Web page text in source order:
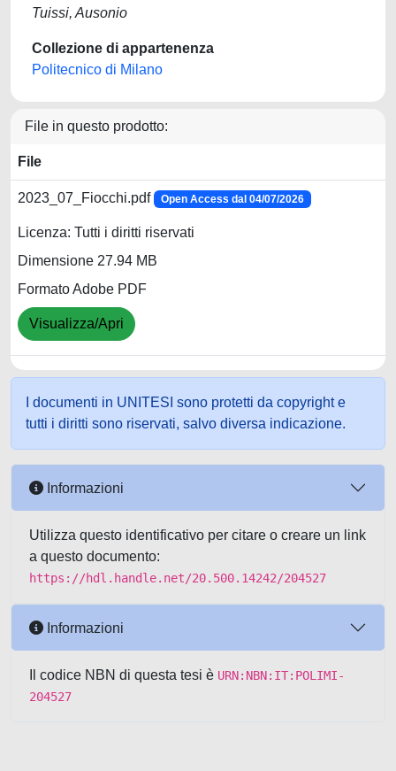
Tuissi, Ausonio
Collezione di appartenenza
Politecnico di Milano
File in questo prodotto:
File
2023_07_Fiocchi.pdf Open Access dal 04/07/2026
Licenza: Tutti i diritti riservati
Dimensione 27.94 MB
Formato Adobe PDF
Visualizza/Apri
I documenti in UNITESI sono protetti da copyright e
tutti i diritti sono riservati, salvo diversa indicazione.
Informazioni
Utilizza questo identificativo per citare o creare un link
a questo documento:
https://hdl.handle.net/20.500.14242/204527
Informazioni
Il codice NBN di questa tesi è URN:NBN:IT:POLIMI-
204527